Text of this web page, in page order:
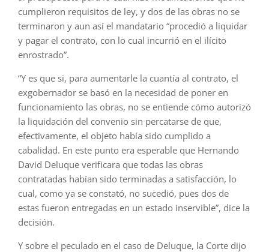
cumplieron requisitos de ley, y dos de las obras no se
terminaron y aun así el mandatario “procedió a liquidar
y pagar el contrato, con lo cual incurrió en el ilícito
enrostrado”.
“Y es que si, para aumentarle la cuantía al contrato, el
exgobernador se basó en la necesidad de poner en
funcionamiento las obras, no se entiende cómo autorizó
la liquidación del convenio sin percatarse de que,
efectivamente, el objeto había sido cumplido a
cabalidad. En este punto era esperable que Hernando
David Deluque verificara que todas las obras
contratadas habían sido terminadas a satisfacción, lo
cual, como ya se constató, no sucedió, pues dos de
estas fueron entregadas en un estado inservible”, dice la
decisión.
Y sobre el peculado en el caso de Deluque, la Corte dijo